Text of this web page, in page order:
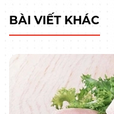
BÀI VIẾT KHÁC